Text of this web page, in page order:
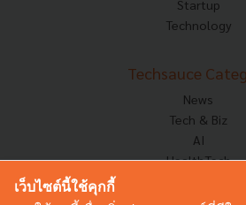
Startup
Technology
Techsauce
News
Tech & Biz
AI
HealthTech
Corp Innov
เว็บไซต์นี้ใช้คุกกี้